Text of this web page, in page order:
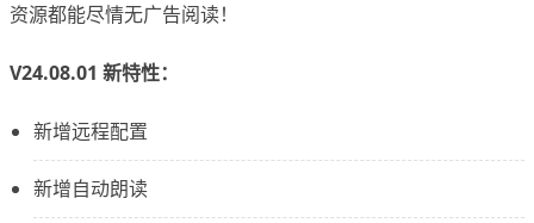
资源都能尽情无广告阅读！
V24.08.01 新特性：
新增远程配置
新增自动朗读